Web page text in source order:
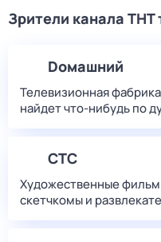
Зрители канала ТНТ
Dомашний
Телевизионная
найдет что‑нибудь по
СТС
Художественные
скетчкомы и